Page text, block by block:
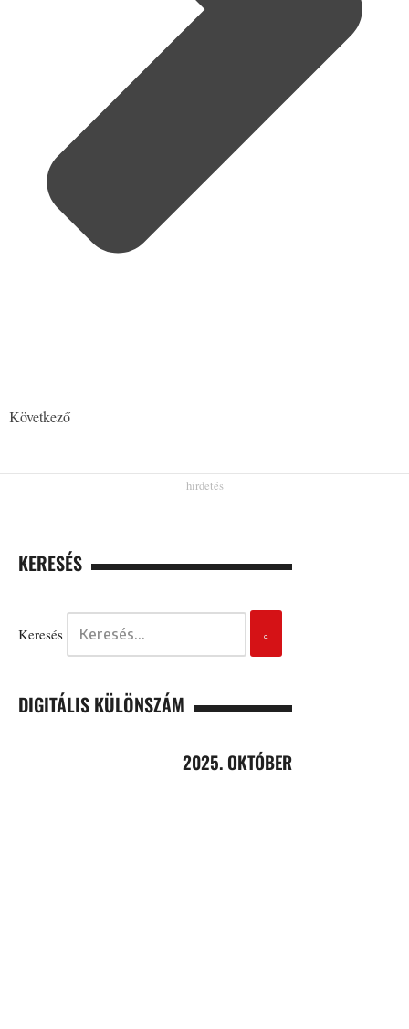
Következő
KERESÉS
Keresés
DIGITÁLIS KÜLÖNSZÁM
2025. OKTÓBER